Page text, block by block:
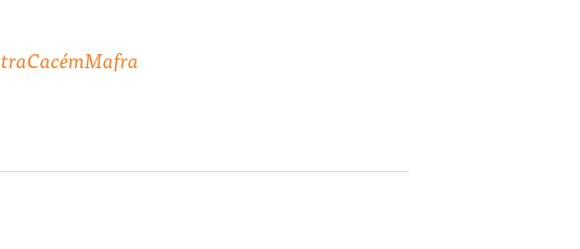
CacémMafra